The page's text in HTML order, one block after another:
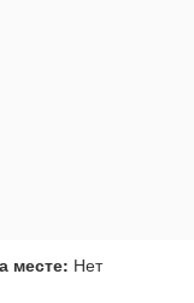
месте: Нет